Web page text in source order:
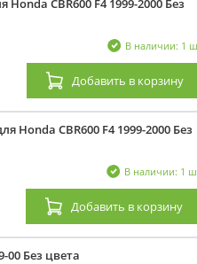
CBR600 F4 1999-2000 Без
В наличии: 1
Добавить в корзину
Honda CBR600 F4 1999-2000 Без
В наличии: 1
Добавить в корзину
00 Без цвета